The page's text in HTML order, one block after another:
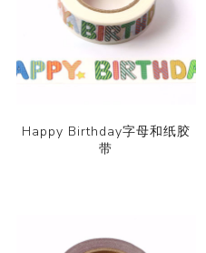
Happy Birthday字母和纸胶
带